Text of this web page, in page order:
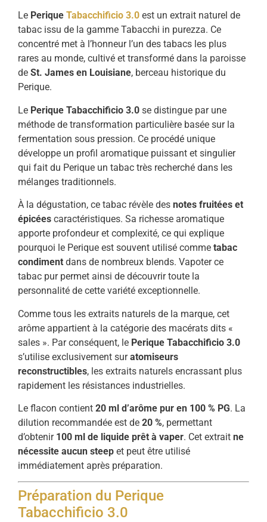
Le Perique Tabacchificio 3.0 est un extrait naturel de
tabac issu de la gamme Tabacchi in purezza. Ce
concentré met à l’honneur l’un des tabacs les plus
rares au monde, cultivé et transformé dans la paroisse
de St. James en Louisiane, berceau historique du
Perique.
Le Perique Tabacchificio 3.0 se distingue par une
méthode de transformation particulière basée sur la
fermentation sous pression. Ce procédé unique
développe un profil aromatique puissant et singulier
qui fait du Perique un tabac très recherché dans les
mélanges traditionnels.
À la dégustation, ce tabac révèle des notes fruitées et
épicées caractéristiques. Sa richesse aromatique
apporte profondeur et complexité, ce qui explique
pourquoi le Perique est souvent utilisé comme tabac
condiment dans de nombreux blends. Vapoter ce
tabac pur permet ainsi de découvrir toute la
personnalité de cette variété exceptionnelle.
Comme tous les extraits naturels de la marque, cet
arôme appartient à la catégorie des macérats dits «
sales ». Par conséquent, le Perique Tabacchificio 3.0
s’utilise exclusivement suratomiseurs
reconstructibles, les extraits naturels encrassant plus
rapidement les résistances industrielles.
Le flacon contient 20 ml d’arôme pur en 100 % PG. La
dilution recommandée est de 20 %, permettant
d’obtenir 100 ml de liquide prêt à vaper. Cet extrait ne
nécessite aucun steep et peut être utilisé
immédiatement après préparation.
Préparation du Perique
Tabacchificio 3.0